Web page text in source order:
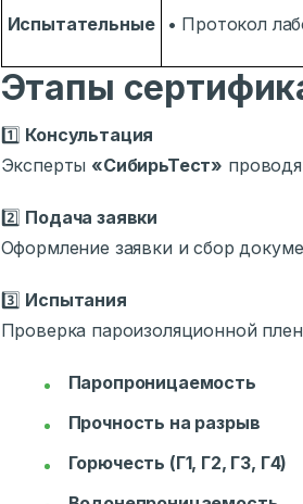
Испытательные • Протокол
Этапы
1️⃣ Консультация
Эксперты «СибирьТест»
2️⃣ Подача заявки
Оформление заявки и сбор
3️⃣ Испытания
Проверка пароизоляционной
Паропроницаемость
Прочность на разрыв
Горючесть (Г1, Г2, Г3, Г4)